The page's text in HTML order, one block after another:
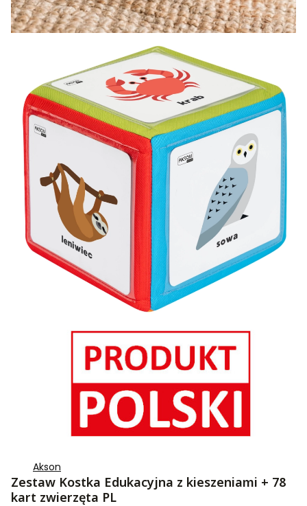
Akson
Zestaw Kostka Edukacyjna z kieszeniami + 78
kart zwierzęta PL